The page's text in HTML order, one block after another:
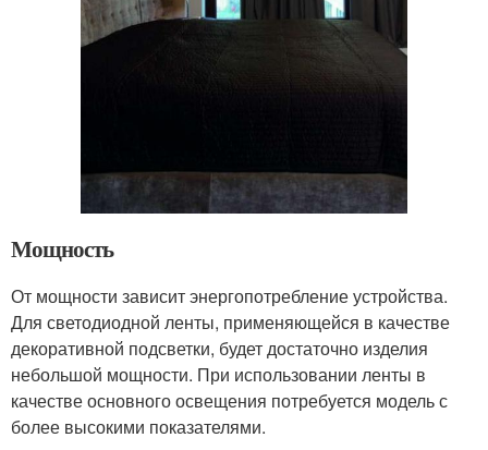
Мощность
От мощности зависит энергопотребление устройства.
Для светодиодной ленты, применяющейся в качестве
декоративной подсветки, будет достаточно изделия
небольшой мощности. При использовании ленты в
качестве основного освещения потребуется модель с
более высокими показателями.